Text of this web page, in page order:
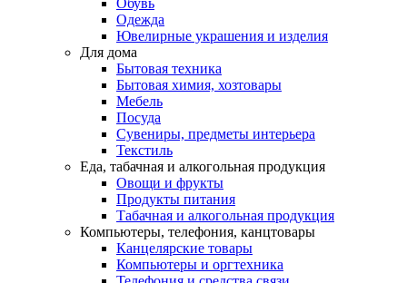
Обувь
Одежда
Ювелирные украшения и изделия
Для дома
Бытовая техника
Бытовая химия, хозтовары
Мебель
Посуда
Сувениры, предметы интерьера
Текстиль
Еда, табачная и алкогольная продукция
Овощи и фрукты
Продукты питания
Табачная и алкогольная продукция
Компьютеры, телефония, канцтовары
Канцелярские товары
Компьютеры и оргтехника